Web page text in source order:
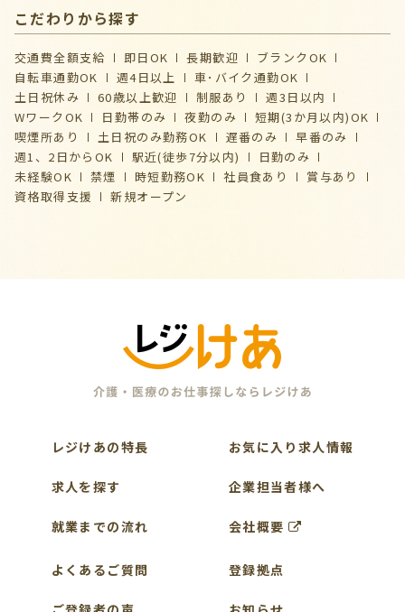
こだわりから探す
交通費全額支給 即日OK 長期歓迎
ブランクOK
自転車通勤OK
週4日以上
車･バイク通勤OK
土日祝休み
60歳以上歓迎 制服あり
週3日以内
WワークOK
日勤帯のみ 夜勤のみ
短期(3か月以内)OK
喫煙所あり
土日祝のみ勤務OK 遅番のみ
早番のみ
週1、2日からOK
駅近(徒歩7分以内)
日勤のみ
未経験OK
禁煙 時短勤務OK 社員食あり
賞与あり
資格取得支援
新規オープン
レジけあの特長
求人を探す
就業までの流れ
よくあるご質問
お気に入り求人情報
企業担当者様へ
会社概要
登録拠点